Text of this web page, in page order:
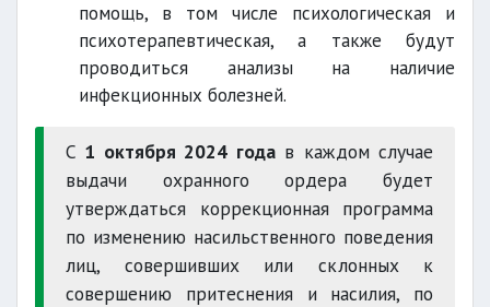
помощь, в том числе психологическая и
психотерапевтическая, а также будут
проводиться анализы на наличие
инфекционных болезней.
С 1 октября 2024 годав каждом случае
выдачи охранного ордера будет
утверждаться коррекционная программа
по изменению насильственного поведения
лиц, совершивших или склонных к
совершению притеснения и насилия, по